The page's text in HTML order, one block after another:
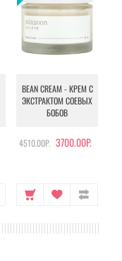
BEAN CREAM - КРЕМ С
ЭКСТРАКТОМ СОЕВЫХ
БОБОВ
4510.00Р. 3700.00Р.